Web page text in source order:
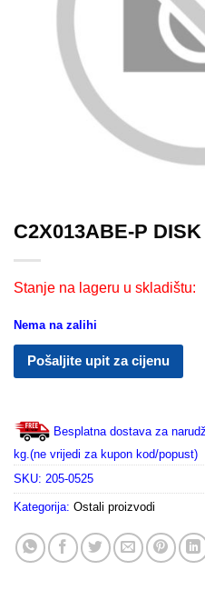
C2X013ABE-P
Stanje na lageru u skladištu:
Nema na zalihi
Pošaljite upit za cijenu
Besplatna dostava za
kg.(ne vrijedi za kupon kod/popust)
SKU: 205-0525
Kategorija: Ostali proizvodi